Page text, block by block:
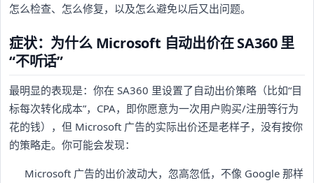
怎么检查、怎么修复，以及怎么避免以后又出问题。
症状：为什么 Microsoft 自动出价在 SA360 里
“不听话”
最明显的表现是：你在 SA360 里设置了自动出价策略（比如“目
标每次转化成本”，CPA，即你愿意为一次用户购买/注册等行为
花的钱），但 Microsoft 广告的实际出价还是老样子，没有按你
的策略走。你可能会发现：
Microsoft 广告的出价波动大，忽高忽低，不像 Google 那样